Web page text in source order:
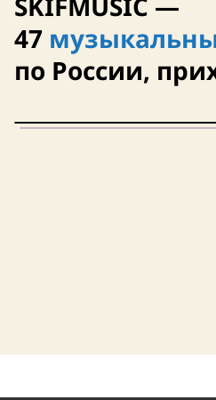
47
по России,